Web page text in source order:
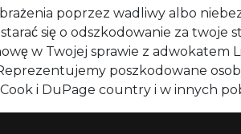
poprzez wadliwy albo
się o odszkodowanie za twoje
w Twojej sprawie z
poszkodowane
i DuPage country i w innych